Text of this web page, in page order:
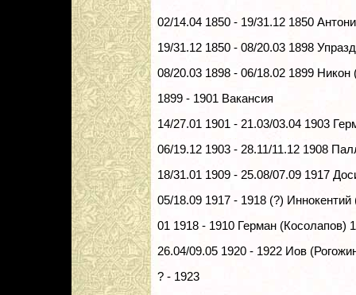
02/14.04 1850 - 19/31.12 1850
19/31.12 1850 - 08/20.03 1898
08/20.03 1898 - 06/18.02 1899
1899 - 1901 Вакансия
14/27.01 1901 - 21.03/03.04 1903
06/19.12 1903 - 28.11/11.12 1908
18/31.01 1909 - 25.08/07.09 1917
05/18.09 1917 - 1918 (?) Иннокентий
01 1918 - 1910 Герман (Косолапов)
26.04/09.05 1920 - 1922 Иов
? - 1923